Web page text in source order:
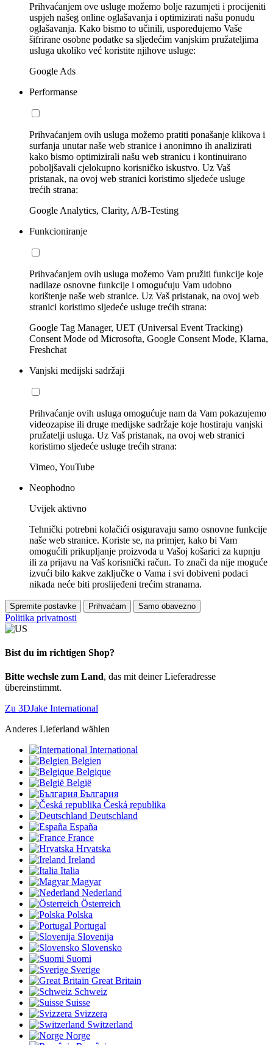
Prihvaćanjem ove usluge možemo bolje razumjeti i procijeniti
uspjeh našeg online oglašavanja i optimizirati našu ponudu
oglašavanja. Kako bismo to učinili, uspoređujemo Vaše
šifrirane osobne podatke sa sljedećim vanjskim pružateljima
usluga ukoliko već koristite njihove usluge:
Google Ads
Performanse
Prihvaćanjem ovih usluga možemo pratiti ponašanje klikova i
surfanja unutar naše web stranice i anonimno ih analizirati
kako bismo optimizirali našu web stranicu i kontinuirano
poboljšavali cjelokupno korisničko iskustvo. Uz Vaš
pristanak, na ovoj web stranici koristimo sljedeće usluge
trećih strana:
Google Analytics, Clarity, A/B-Testing
Funkcioniranje
Prihvaćanjem ovih usluga možemo Vam pružiti funkcije koje
nadilaze osnovne funkcije i omogućuju Vam udobno
korištenje naše web stranice. Uz Vaš pristanak, na ovoj web
stranici koristimo sljedeće usluge trećih strana:
Google Tag Manager, UET (Universal Event Tracking)
Consent Mode od Microsofta, Google Consent Mode, Klarna,
Freshchat
Vanjski medijski sadržaji
Prihvaćanje ovih usluga omogućuje nam da Vam pokazujemo
videozapise ili druge medijske sadržaje koje hostiraju vanjski
pružatelji usluga. Uz Vaš pristanak, na ovoj web stranici
koristimo sljedeće usluge trećih strana:
Vimeo, YouTube
Neophodno
Uvijek aktivno
Tehnički potrebni kolačići osiguravaju samo osnovne funkcije
naše web stranice. Koriste se, na primjer, kako bi Vam
omogućili prikupljanje proizvoda u Vašoj košarici za kupnju
ili za prijavu na Vaš korisnički račun. To znači da nije moguće
izvući bilo kakve zaključke o Vama i svi dobiveni podaci
nikada neće biti proslijeđeni trećim stranama.
Spremite postavke Prihvaćam Samo obavezno
Politika privatnosti
Bist du im richtigen Shop?
Bitte wechsle zum Land, das mit deiner Lieferadresse
übereinstimmt.
Zu 3DJake International
Anderes Lieferland wählen
International
Belgien
Belgique
België
България
Česká republika
Deutschland
España
France
Hrvatska
Ireland
Italia
Magyar
Nederland
Österreich
Polska
Portugal
Slovenija
Slovensko
Suomi
Sverige
Great Britain
Schweiz
Suisse
Svizzera
Switzerland
Norge